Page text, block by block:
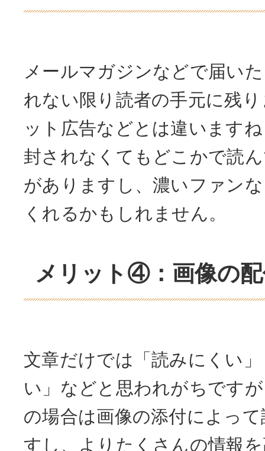
メールマガジンなどで届い
れない限り読者の手元に残
ット広告などとは違います
封されなくてもどこかで読
がありますし、濃いファン
くれるかもしれません。
メリット④：画像の
文章だけでは「読みにくい
い」などと思われがちです
の場合は画像の添付によっ
すし、よりたくさんの情報